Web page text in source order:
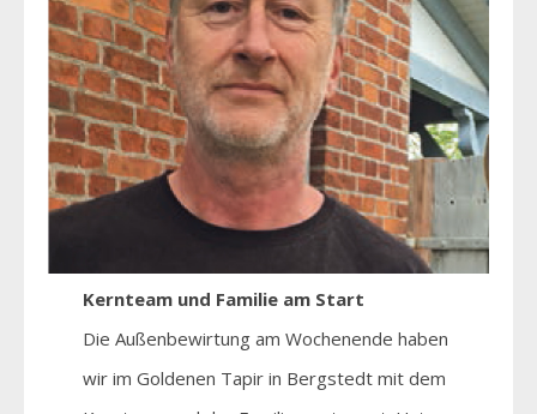
Kernteam und Familie am Start
Die Außenbewirtung am Wochenende haben
wir im Goldenen Tapir in Bergstedt mit dem